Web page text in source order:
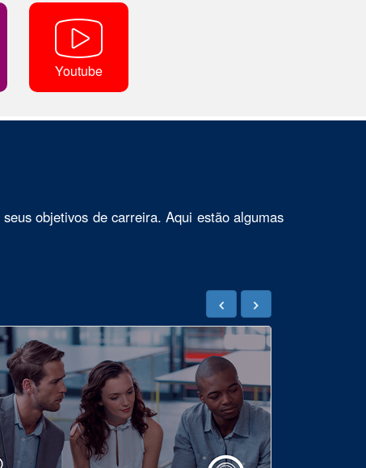
Youtube
objetivos de carreira. Aqui estão algumas